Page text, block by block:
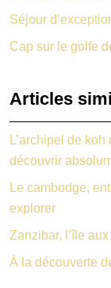
Séjour
Cap sur le golfe
Articles
L’archipel de
découvrir
Le cambodge,
explorer
Zanzibar, l’île
À la découverte